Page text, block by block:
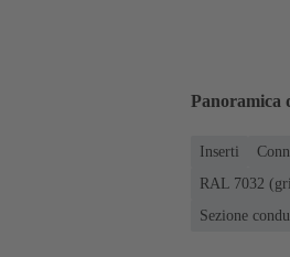
Panoramica
Inserti
RAL 7032
Sezione